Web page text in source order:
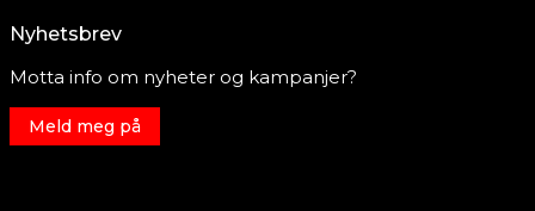
Nyhetsbrev
Motta info om nyheter og kampanjer?
Meld meg på